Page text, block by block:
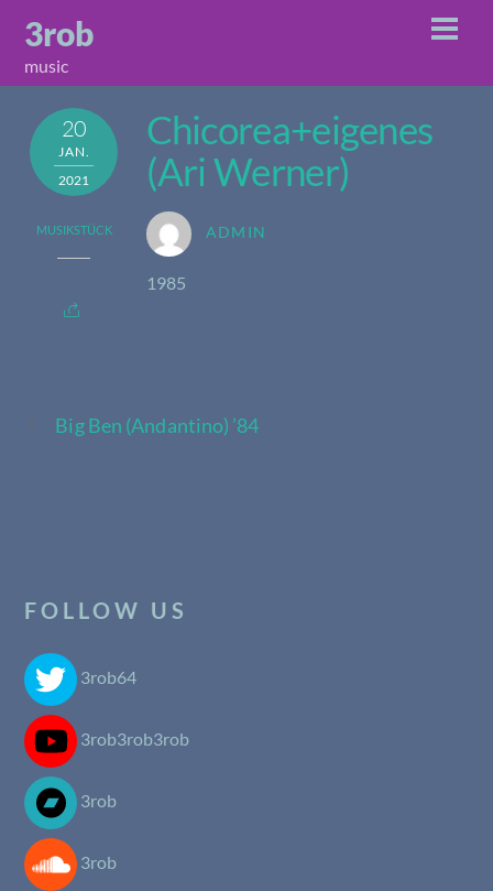
content
3rob
music
20
JAN.
2021
MUSIKSTÜCK
Chicorea+eigenes
(Ari Werner)
ADMIN
1985
Big Ben (Andantino) ’84
FOLLOW US
3rob64
3rob3rob3rob
3rob
3rob